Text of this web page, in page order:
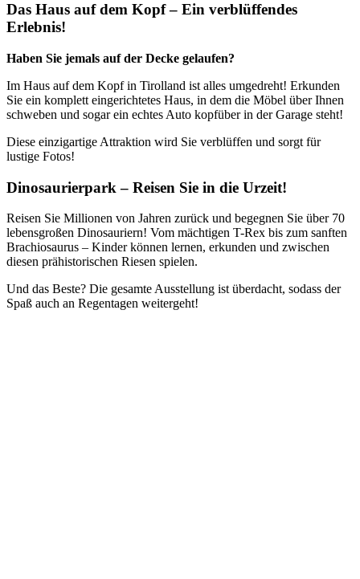
Das Haus auf dem Kopf – Ein verblüffendes
Erlebnis!
Haben Sie jemals auf der Decke gelaufen?
Im Haus auf dem Kopf in Tirolland ist alles umgedreht! Erkunden
Sie ein komplett eingerichtetes Haus, in dem die Möbel über Ihnen
schweben und sogar ein echtes Auto kopfüber in der Garage steht!
Diese einzigartige Attraktion wird Sie verblüffen und sorgt für
lustige Fotos!
Dinosaurierpark – Reisen Sie in die Urzeit!
Reisen Sie Millionen von Jahren zurück und begegnen Sie über 70
lebensgroßen Dinosauriern! Vom mächtigen T-Rex bis zum sanften
Brachiosaurus – Kinder können lernen, erkunden und zwischen
diesen prähistorischen Riesen spielen.
Und das Beste? Die gesamte Ausstellung ist überdacht, sodass der
Spaß auch an Regentagen weitergeht!